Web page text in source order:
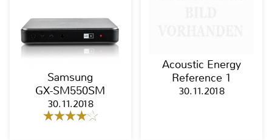
Samsung
GX-SM550SM
30.11.2018
Acoustic Energy
Reference 1
30.11.2018